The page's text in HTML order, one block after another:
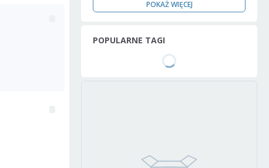
POKAŻ WIĘCEJ
POPULARNE TAGI